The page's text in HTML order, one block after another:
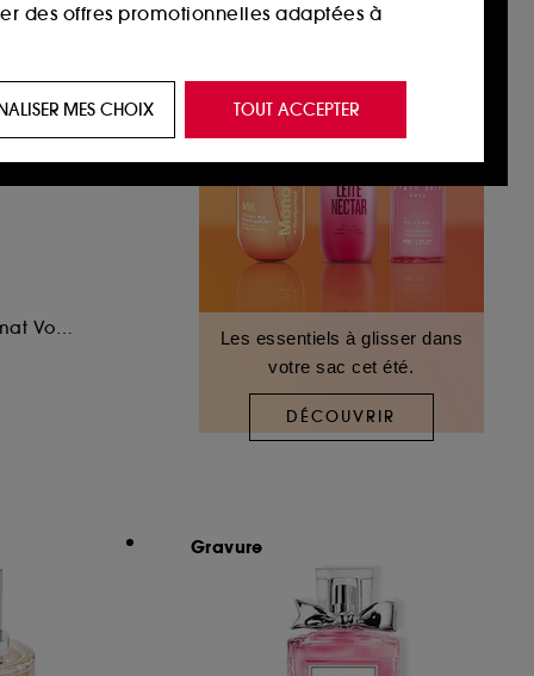
Les essentiels à glisser dans
votre sac cet été.
DÉCOUVRIR
Gravure
des offres promotionnelles adaptées à
vous plaire via des publicités, y compris
navigation sur notre site afin d’en
fraudes aux moyens de paiement et les
du site, tel que les cookies
d’accéder à votre compte lors
personnaliser vos choix concernant
Sephora pourra associer les
collectées ou générées lors
Voous pouvez à tout moment choisir
ici
TOUT ACCEPTER
MES CHOIX